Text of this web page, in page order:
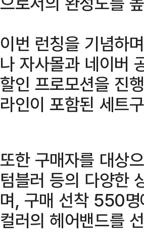
이번 런칭을 기념하
나 자사몰과 네이버
할인 프로모션을 진
라인이 포함된 세트
또한 구매자를 대상
텀블러 등의 다양한
며, 구매 선착 550명
컬러의 헤어밴드를